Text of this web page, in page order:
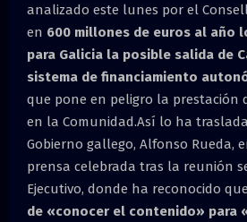
analizado este lunes por el
en 600 millones de euros al año
para Galicia la posible salida de
sistema de financiamiento
que pone en peligro la prestación
en la Comunidad.Así lo ha
Gobierno gallego, Alfonso Rueda,
prensa celebrada tras la reunión
Ejecutivo, donde ha reconocido que
de «conocer el contenido» para